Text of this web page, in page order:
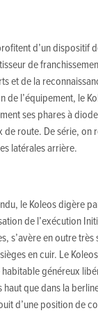
d’un dispositif
de
et de la
de l’équipement, le
ses phares à
de route. De série, on
latérales arrière.
le Koleos digère
de l’exécution
s’avère en outre
en cuir. Le
généreux
que dans la
d’une position de